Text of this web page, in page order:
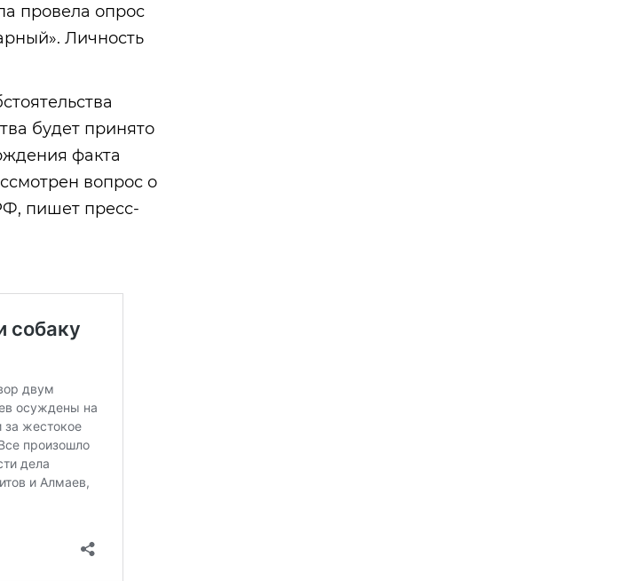
провела опрос
Личность
будет принято
факта
вопрос о
пишет пресс-